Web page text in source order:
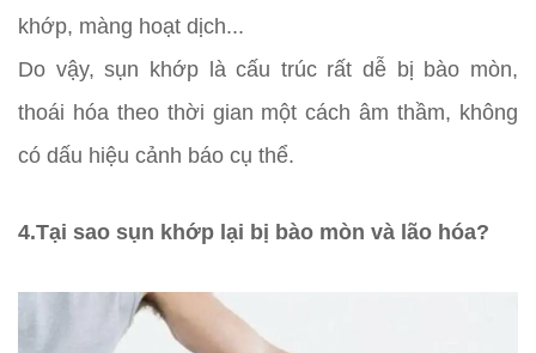
khớp, màng hoạt dịch...
Do vậy, sụn khớp là cấu trúc rất dễ bị bào mòn,
thoái hóa theo thời gian một cách âm thầm, không
có dấu hiệu cảnh báo cụ thể.
4.Tại sao sụn khớp lại bị bào mòn và lão hóa?